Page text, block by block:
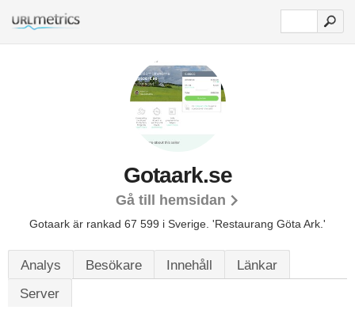
Gotaark.se
Gå till hemsidan
Gotaark är rankad 67 599 i Sverige. 'Restaurang Göta Ark.'
Analys Besökare Innehåll
Länkar
Server